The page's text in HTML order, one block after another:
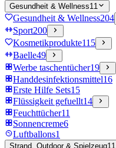
Gesundheit & Wellness11
Gesundheit & Wellness204
Sport200
Kosmetikprodukte115
Baelle49
Werbe taschentücher19
Handdesinfektionsmittel16
Erste Hilfe Sets15
Flüssigkeit gefuellt14
Feuchttücher11
Sonnencreme6
Luftballons1
Strand, Outdoor & Spielzeug11